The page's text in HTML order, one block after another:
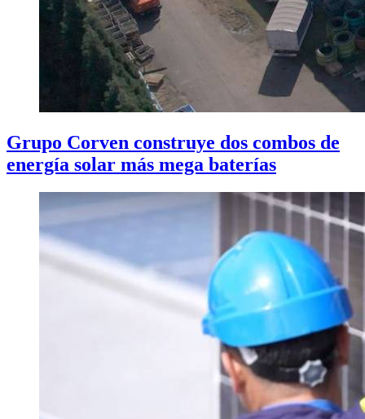
Grupo Corven construye dos combos de
energía solar más mega baterías